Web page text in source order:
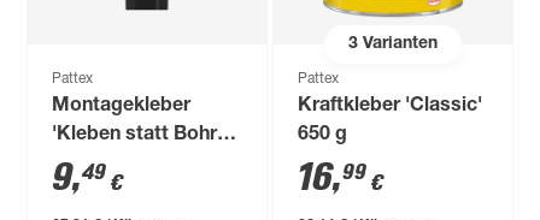
Pattex
Montagekleber
'Kleben statt Bohren
Wasserresistent'
weiß 340 g
9,49 €
3Varianten
Pattex
Kraftkleber 'Classic'
650 g
16,99 €